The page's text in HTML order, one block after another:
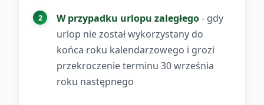
W przypadku urlopu zaległego- gdy
urlop nie został wykorzystany do
końca roku kalendarzowego i grozi
przekroczenie terminu 30 września
roku następnego